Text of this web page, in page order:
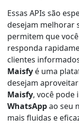
Essas APIs são
desejam melhorar
permitem que
responda
clientes
Maisfy é uma
desejam
Maisfy, você pode
WhatsAppao seu
mais fluidas e